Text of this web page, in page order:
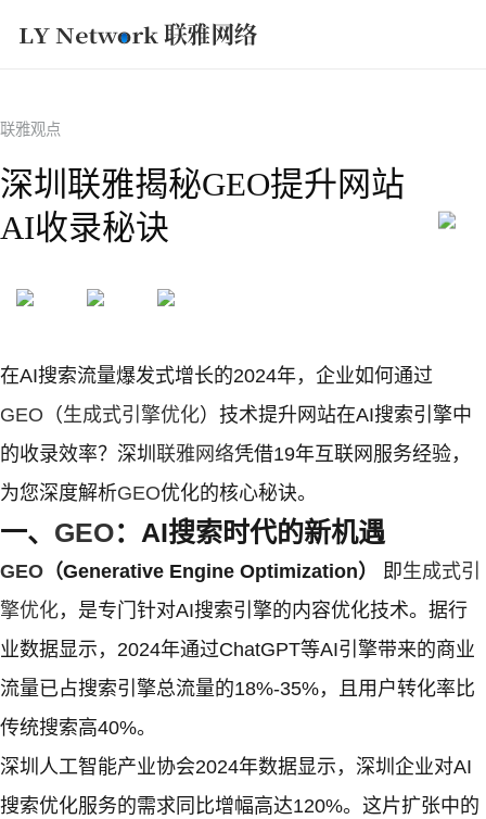
联雅观点
深圳联雅揭秘GEO提升网站
AI收录秘诀
在AI搜索流量爆发式增长的2024年，企业如何通过
GEO （生成式引擎优化）技术提升网站在AI搜索引擎中
的收录效率？深圳 联雅网络凭借19年互联网服务经验，
为您深度解析GEO优化的核心秘诀。
一、 GEO：AI搜索时代的新机遇
GEO （Generative Engine Optimization） 即生成式引
擎优化，是专门针对AI搜索引擎的内容优化技术。据行
业数据显示，2024年通过ChatGPT等AI引擎带来的商业
流量已占搜索引擎总流量的18%-35%，且用户转化率比
传统搜索高40%。
深圳人工智能产业协会2024年数据显示，深圳企业对AI
搜索优化服务的需求同比增幅高达120%。这片扩张中的